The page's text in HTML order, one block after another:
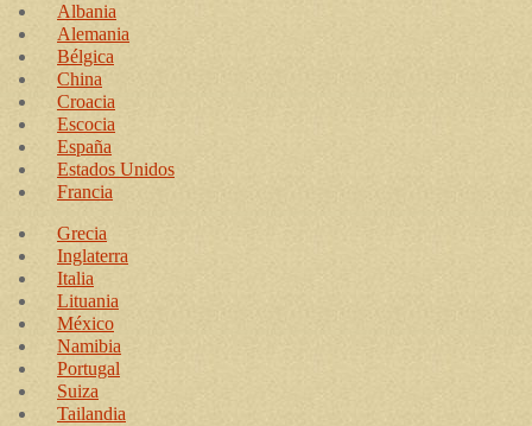
Albania
Alemania
Bélgica
China
Croacia
Escocia
España
Estados Unidos
Francia
Grecia
Inglaterra
Italia
Lituania
México
Namibia
Portugal
Suiza
Tailandia